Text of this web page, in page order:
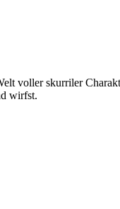
voller skurriler
wirfst.